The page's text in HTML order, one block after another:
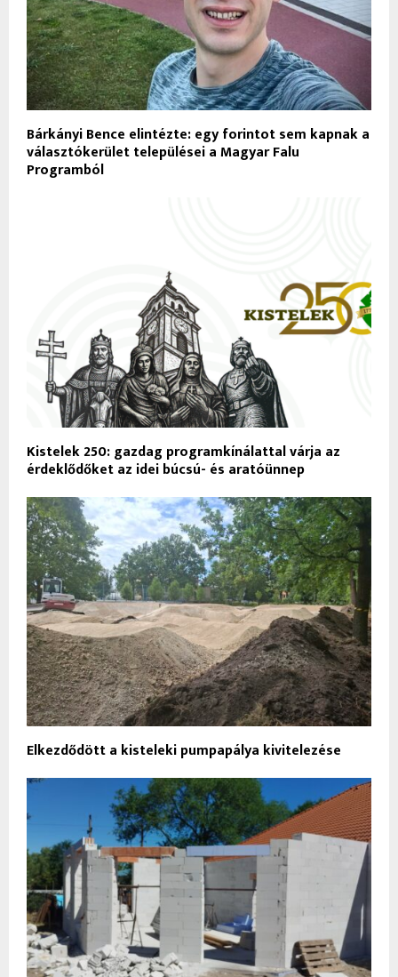
Bárkányi Bence elintézte: egy forintot sem kapnak a
választókerület települései a Magyar Falu
Programból
Kistelek 250: gazdag programkínálattal várja az
érdeklődőket az idei búcsú- és aratóünnep
Elkezdődött a kisteleki pumpapálya kivitelezése